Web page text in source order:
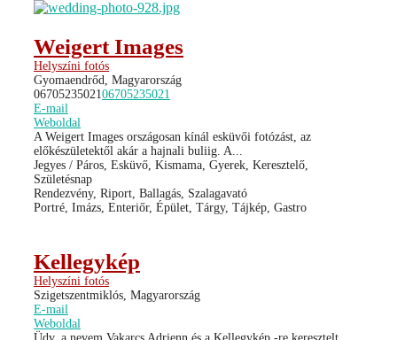
Weigert Images
Helyszíni fotós
Gyomaendrőd, Magyarország
06705235021 06705235021
E-mail
Weboldal
A Weigert Images országosan kínál esküvői fotózást, az
előkészületektől akár a hajnali buliig. A...
Jegyes / Páros, Esküvő, Kismama, Gyerek, Keresztelő,
Születésnap
Rendezvény, Riport, Ballagás, Szalagavató
Portré, Imázs, Enteriőr, Épület, Tárgy, Tájkép, Gastro
Kellegykép
Helyszíni fotós
Szigetszentmiklós, Magyarország
E-mail
Weboldal